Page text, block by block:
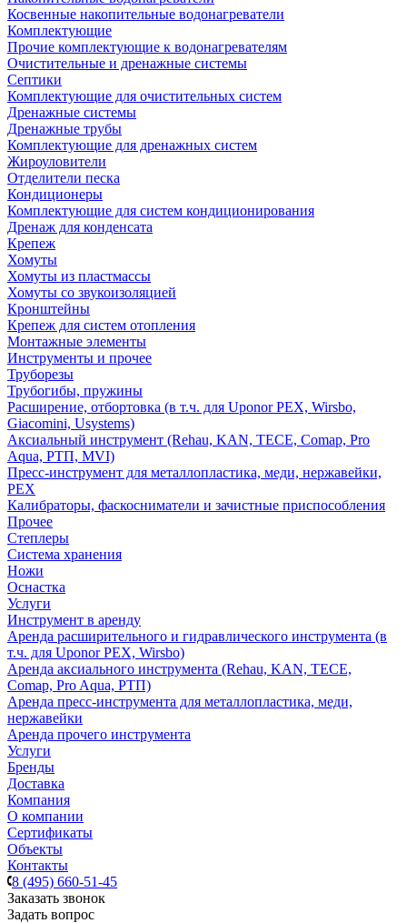
Косвенные накопительные водонагреватели
Комплектующие
Прочие комплектующие к водонагревателям
Очистительные и дренажные системы
Септики
Комплектующие для очистительных систем
Дренажные системы
Дренажные трубы
Комплектующие для дренажных систем
Жироуловители
Отделители песка
Кондиционеры
Комплектующие для систем кондиционирования
Дренаж для конденсата
Крепеж
Хомуты
Хомуты из пластмассы
Хомуты со звукоизоляцией
Кронштейны
Крепеж для систем отопления
Монтажные элементы
Инструменты и прочее
Труборезы
Трубогибы, пружины
Расширение, отбортовка (в т.ч. для Uponor PEX, Wirsbo,
Giacomini, Usystems)
Аксиальный инструмент (Rehau, KAN, TECE, Comap, Pro
Aqua, РТП, MVI)
Пресс-инструмент для металлопластика, меди, нержавейки,
PEX
Калибраторы, фаскосниматели и зачистные приспособления
Прочее
Степлеры
Система хранения
Ножи
Оснастка
Услуги
Инструмент в аренду
Аренда расширительного и гидравлического инструмента (в
т.ч. для Uponor PEX, Wirsbo)
Аренда аксиального инструмента (Rehau, KAN, TECE,
Comap, Pro Aqua, РТП)
Аренда пресс-инструмента для металлопластика, меди,
нержавейки
Аренда прочего инструмента
Услуги
Бренды
Доставка
Компания
О компании
Сертификаты
Объекты
Контакты
8 (495) 660-51-45
Заказать звонок
Задать вопрос